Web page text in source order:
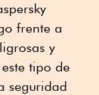
frente a
y
tipo de
seguridad